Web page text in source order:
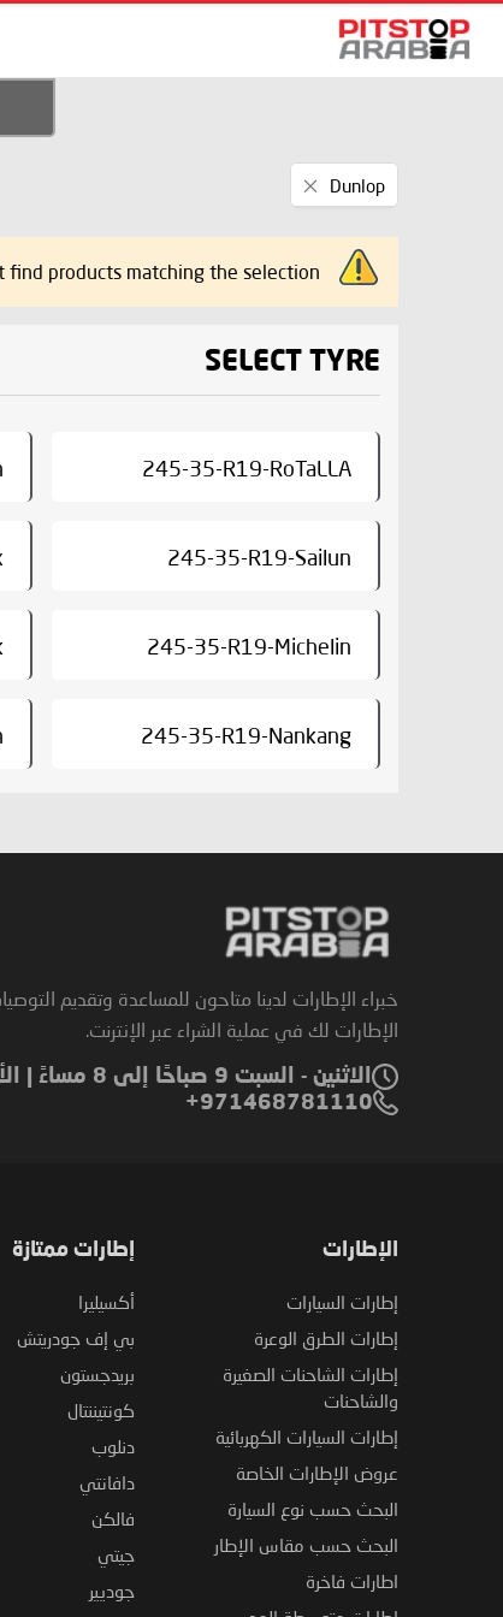
Dunlop
This
find products matching the selection.
SELECT TYRE
245-35-R19-RoTaLLA
245-35-R19-Sailun
245-35-R19-Michelin
245-35-R19-Nankang
خبراء الإطارات لدينا متاحون للمساعدة وتقديم
الإطارات لك في عملية الشراء عبر الإنترنت.
الاثنين - السبت 9 صباحًا إلى 8 مساءً | الأحد 9 صباحًا إلى 6 مساءً
971468781110+
الإطارات
إطارات السيارات
إطارات الطرق الوعرة
إطارات الشاحنات الصغيرة
والشاحنات
إطارات السيارات الكهربائية
عروض الإطارات الخاصة
البحث حسب نوع السيارة
البحث حسب مقاس الإطار
اطارات فاخرة
إطارات ممتازة
أكسيليرا
بي إف جودريتش
بريدجستون
كونتيننتال
دنلوب
دافانتي
فالكن
جيتي
جوديير